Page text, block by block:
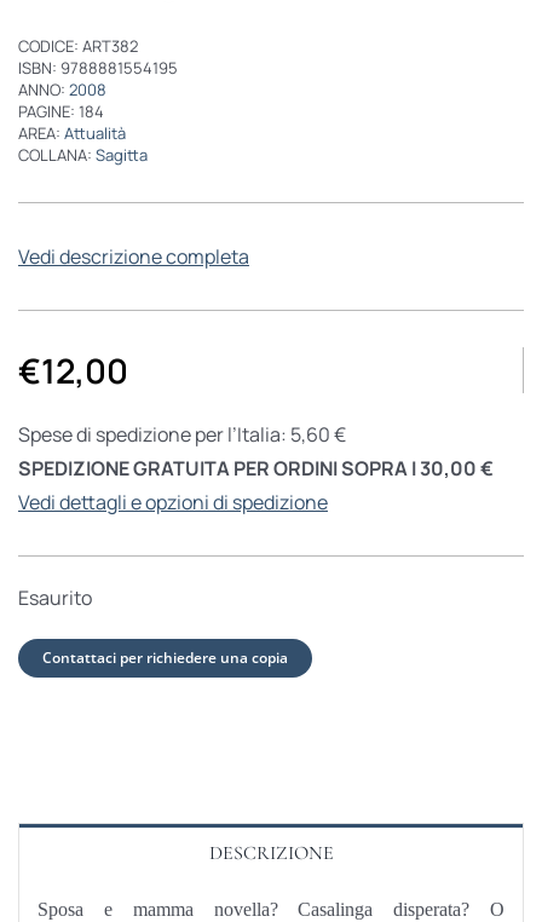
CODICE: ART382
ISBN: 9788881554195
ANNO: 2008
PAGINE: 184
AREA: Attualità
COLLANA: Sagitta
Vedi descrizione completa
€12,00
Spese di spedizione per l’Italia: 5,60 €
SPEDIZIONE GRATUITA PER ORDINI SOPRA I 30,00 €
Vedi dettagli e opzioni di spedizione
Esaurito
Contattaci per richiedere una copia
DESCRIZIONE
Sposa e mamma novella? Casalinga disperata? O